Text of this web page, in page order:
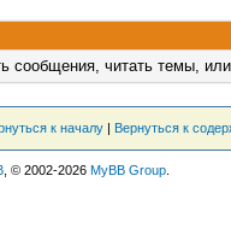
сообщения, читать темы,
к началу | Вернуться к
, © 2002-2026 MyBB Group